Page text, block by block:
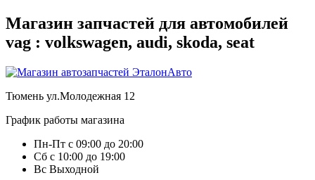
Магазин запчастей для автомобилей
vag : volkswagen, audi, skoda, seat
Тюмень ул.Молодежная 12
График работы магазина
Пн-Пт с 09:00 до 20:00
Сб с 10:00 до 19:00
Вс Выходной